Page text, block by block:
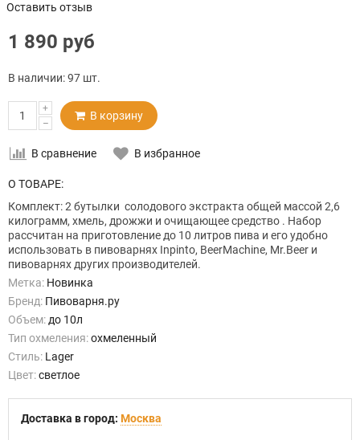
Оставить отзыв
1 890 руб
В наличии:97 шт.
+
–
В корзину
В сравнение В избранное
О ТОВАРЕ:
Комплект: 2 бутылки солодового экстракта общей массой 2,6
килограмм, хмель, дрожжи и очищающее средство . Набор
рассчитан на приготовление до 10 литров пива и его удобно
использовать в пивоварнях Inpinto, BeerMachine, Mr.Beer и
пивоварнях других производителей.
Метка: Новинка
Бренд: Пивоварня.ру
Объем: до 10л
Тип охмеления:охмеленный
Стиль: Lager
Цвет:светлое
Доставка в город: Москва